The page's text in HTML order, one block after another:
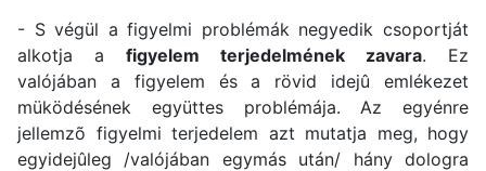
- S végül a figyelmi problémák negyedik csoportját
alkotja a figyelem terjedelmének zavara. Ez
valójában a figyelem és a rövid idejû emlékezet
müködésének együttes problémája. Az egyénre
jellemzõ figyelmi terjedelem azt mutatja meg, hogy
egyidejûleg /valójában egymás után/ hány dologra